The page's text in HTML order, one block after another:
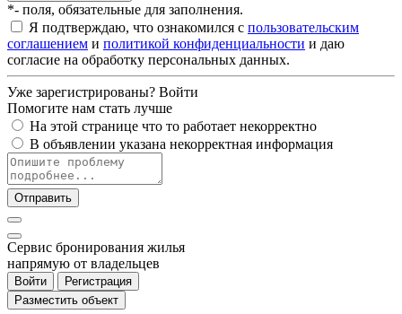
*- поля, обязательные для заполнения.
Я подтверждаю, что ознакомился с пользовательским
соглашением и политикой конфиденциальности и даю
согласие на обработку персональных данных.
Уже зарегистрированы? Войти
Помогите нам стать лучше
На этой странице что то работает некорректно
В объявлении указана некорректная информация
Отправить
Cервис бронирования жилья
напрямую от владельцев
Войти
Регистрация
Разместить объект